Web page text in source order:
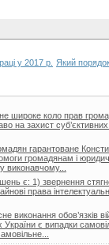
у 2017 р.
Який
широке коло прав
на захист
гарантоване
громадянам і
виконавчому...
є: 1) звернення
права
виконання обов’язків
є випадки